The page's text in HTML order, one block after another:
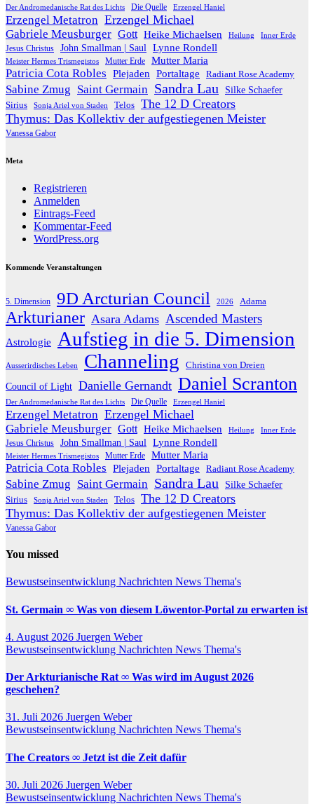
Der Andromedanische Rat des Lichts Die Quelle Erzengel Haniel
Erzengel Metatron Erzengel Michael
Gabriele Meusburger Gott Heike Michaelsen Heilung Inner Erde
Jesus Christus John Smallman | Saul Lynne Rondell
Meister Hermes Trismegistos Mutter Erde Mutter Maria
Patricia Cota Robles Plejaden Portaltage Radiant Rose Academy
Sabine Zmug Saint Germain Sandra Lau Silke Schaefer
Sirius Sonja Ariel von Staden Telos The 12 D Creators
Thymus: Das Kollektiv der aufgestiegenen Meister
Vanessa Gabor
Meta
Registrieren
Anmelden
Eintrags-Feed
Kommentar-Feed
WordPress.org
Kommende Veranstaltungen
5. Dimension 9D Arcturian Council 2026 Adama
Arkturianer Asara Adams Ascended Masters
Astrologie Aufstieg in die 5. Dimension
Ausserirdisches Leben Channeling Christina von Dreien
Council of Light Danielle Gernandt Daniel Scranton
Der Andromedanische Rat des Lichts Die Quelle Erzengel Haniel
Erzengel Metatron Erzengel Michael
Gabriele Meusburger Gott Heike Michaelsen Heilung Inner Erde
Jesus Christus John Smallman | Saul Lynne Rondell
Meister Hermes Trismegistos Mutter Erde Mutter Maria
Patricia Cota Robles Plejaden Portaltage Radiant Rose Academy
Sabine Zmug Saint Germain Sandra Lau Silke Schaefer
Sirius Sonja Ariel von Staden Telos The 12 D Creators
Thymus: Das Kollektiv der aufgestiegenen Meister
Vanessa Gabor
You missed
Bewustseinsentwicklung Nachrichten News Thema's
St. Germain ∞ Was von diesem Löwentor-Portal zu erwarten ist
4. August 2026 Juergen Weber
Bewustseinsentwicklung Nachrichten News Thema's
Der Arkturianische Rat ∞ Was wird im August 2026
geschehen?
31. Juli 2026 Juergen Weber
Bewustseinsentwicklung Nachrichten News Thema's
The Creators ∞ Jetzt ist die Zeit dafür
30. Juli 2026 Juergen Weber
Bewustseinsentwicklung Nachrichten News Thema's